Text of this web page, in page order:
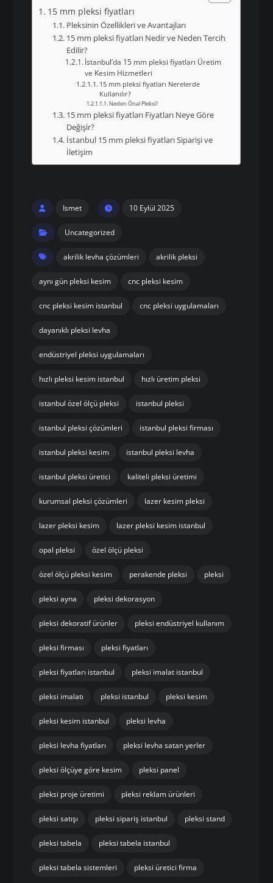
15 mm pleksi fiyatları
Pleksinin Özellikleri ve Avantajları
15 mm pleksi fiyatları Nedir ve Neden Tercih
Edilir?
İstanbul’da 15 mm pleksi fiyatları Üretim
ve Kesim Hizmetleri
15 mm pleksi fiyatları Nerelerde
Kullanılır?
Neden Önal Pleksi?
15 mm pleksi fiyatları Fiyatları Neye Göre
Değişir?
İstanbul 15 mm pleksi fiyatları Siparişi ve
İletişim
Ismet 10 Eylül 2025
Uncategorized
akrilik levha çözümleri akrilik pleksi
aynı gün pleksi kesim cnc pleksi kesim
cnc pleksi kesim istanbul cnc pleksi uygulamaları
dayanıklı pleksi levha
endüstriyel pleksi uygulamaları
hızlı pleksi kesim istanbul hızlı üretim pleksi
istanbul özel ölçü pleksi istanbul pleksi
istanbul pleksi çözümleri istanbul pleksi firması
istanbul pleksi kesim istanbul pleksi levha
istanbul pleksi üretici kaliteli pleksi üretimi
kurumsal pleksi çözümleri lazer kesim pleksi
lazer pleksi kesim lazer pleksi kesim istanbul
opal pleksi özel ölçü pleksi
özel ölçü pleksi kesim perakende pleksi pleksi
pleksi ayna pleksi dekorasyon
pleksi dekoratif ürünler pleksi endüstriyel kullanım
pleksi firması pleksi fiyatları
pleksi fiyatları istanbul pleksi imalat istanbul
pleksi imalatı pleksi istanbul pleksi kesim
pleksi kesim istanbul pleksi levha
pleksi levha fiyatları pleksi levha satan yerler
pleksi ölçüye göre kesim pleksi panel
pleksi proje üretimi pleksi reklam ürünleri
pleksi satışı pleksi sipariş istanbul pleksi stand
pleksi tabela pleksi tabela istanbul
pleksi tabela sistemleri pleksi üretici firma